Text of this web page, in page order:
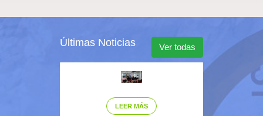
Últimas Noticias Ver todas
LEER MÁS